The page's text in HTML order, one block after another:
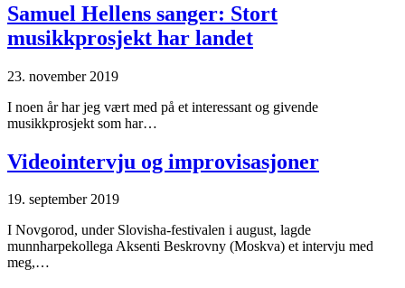
Samuel Hellens sanger: Stort
musikkprosjekt har landet
23. november 2019
I noen år har jeg vært med på et interessant og givende
musikkprosjekt som har…
Videointervju og improvisasjoner
19. september 2019
I Novgorod, under Slovisha-festivalen i august, lagde
munnharpekollega Aksenti Beskrovny (Moskva) et intervju med
meg,…